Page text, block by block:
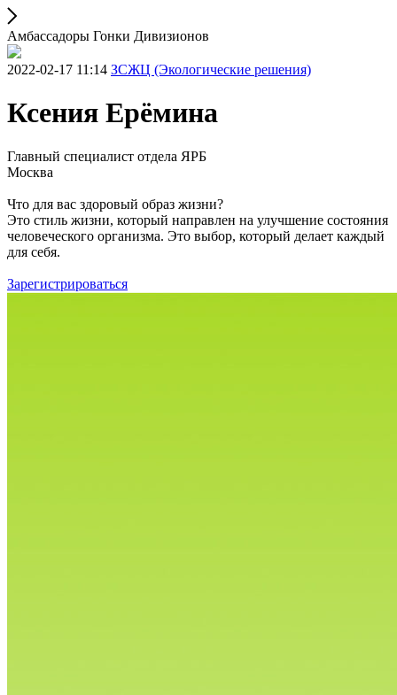
Амбассадоры Гонки Дивизионов
2022-02-17 11:14 ЗСЖЦ (Экологические решения)
Ксения Ерёмина
Главный специалист отдела ЯРБ
Москва
Что для вас здоровый образ жизни?
Это стиль жизни, который направлен на улучшение состояния
человеческого организма. Это выбор, который делает каждый
для себя.
Зарегистрироваться